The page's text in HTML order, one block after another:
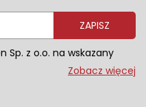
ZAPISZ
z o.o. na wskazany
marketingowe
znajdziesz w naszej
Zobacz więcej